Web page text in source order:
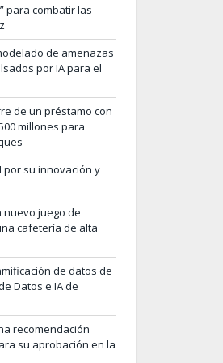
para combatir las
de amenazas
por IA para el
de un préstamo con
millones para
por su innovación y
nuevo juego de
cafetería de alta
de datos de
Datos e IA de
recomendación
su aprobación en la